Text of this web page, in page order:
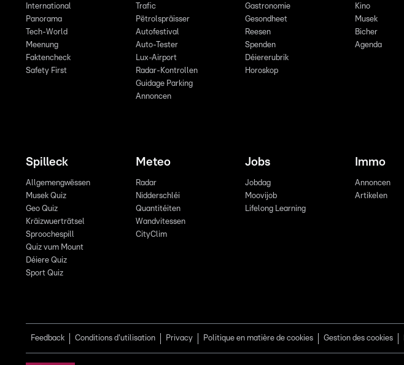
International
Panorama
Tech-World
Meenung
Faktencheck
Safety First
Trafic
Pëtrolspräisser
Autofestival
Auto-Tester
Lux-Airport
Radar-Kontrollen
Guidage Parking
Annoncen
Gastronomie
Gesondheet
Reesen
Spenden
Déiererubrik
Horoskop
Kino
Musek
Bicher
Agenda
Spilleck
Allgemengwëssen
Musek Quiz
Geo Quiz
Kräizwuerträtsel
Sproochespill
Quiz vum Mount
Déiere Quiz
Sport Quiz
Meteo
Radar
Nidderschléi
Quantitéiten
Wandvitessen
CityClim
Jobs
Jobdag
Moovijob
Lifelong Learning
Immo
Annoncen
Artikelen
Feedback Conditions d'utilisation Privacy Politique en matière de cookies Gestion des cookies